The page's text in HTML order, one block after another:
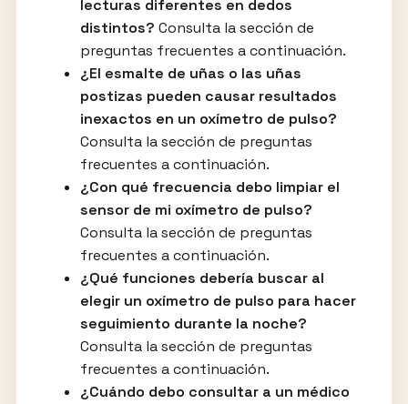
lecturas diferentes en dedos
distintos? Consulta la sección de
preguntas frecuentes a continuación.
¿El esmalte de uñas o las uñas
postizas pueden causar resultados
inexactos en un oxímetro de pulso?
Consulta la sección de preguntas
frecuentes a continuación.
¿Con qué frecuencia debo limpiar el
sensor de mi oxímetro de pulso?
Consulta la sección de preguntas
frecuentes a continuación.
¿Qué funciones debería buscar al
elegir un oxímetro de pulso para hacer
seguimiento durante la noche?
Consulta la sección de preguntas
frecuentes a continuación.
¿Cuándo debo consultar a un médico